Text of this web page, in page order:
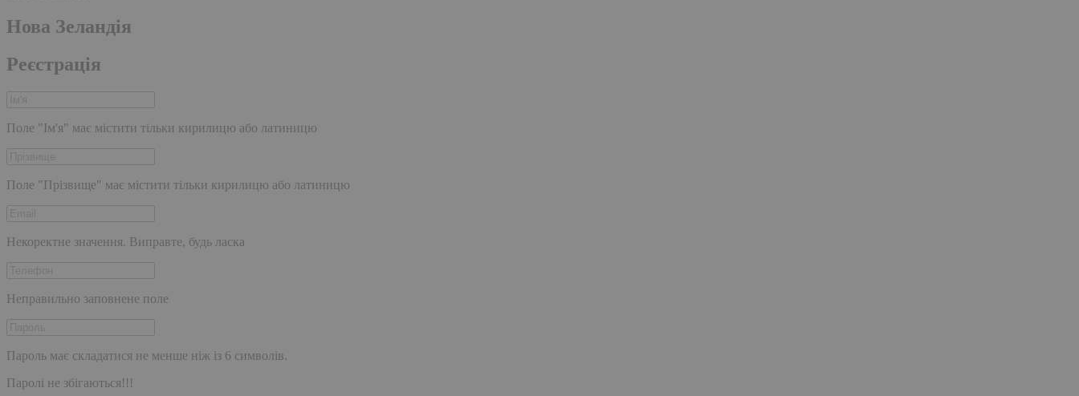
Нова Зеландія
Реєстрація
Поле "Ім'я" має містити тільки кирилицю або латиницю
Поле "Прізвище" має містити тільки кирилицю або латиницю
Некоректне значення. Виправте, будь ласка
Неправильно заповнене поле
Пароль має складатися не менше ніж із 6 символів.
Паролі не збігаються!!!